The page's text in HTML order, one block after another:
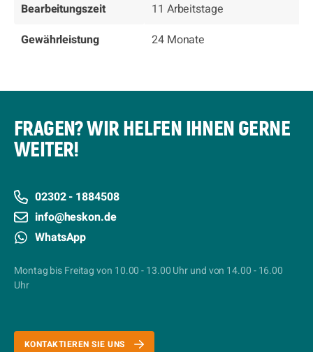
Bearbeitungszeit
11 Arbeitstage
Gewährleistung
24 Monate
FRAGEN? WIR HELFEN IHNEN GERNE
WEITER!
02302 - 1884508
info@heskon.de
WhatsApp
Montag bis Freitag von 10.00 - 13.00 Uhr und von 14.00 - 16.00
Uhr
KONTAKTIEREN SIE UNS